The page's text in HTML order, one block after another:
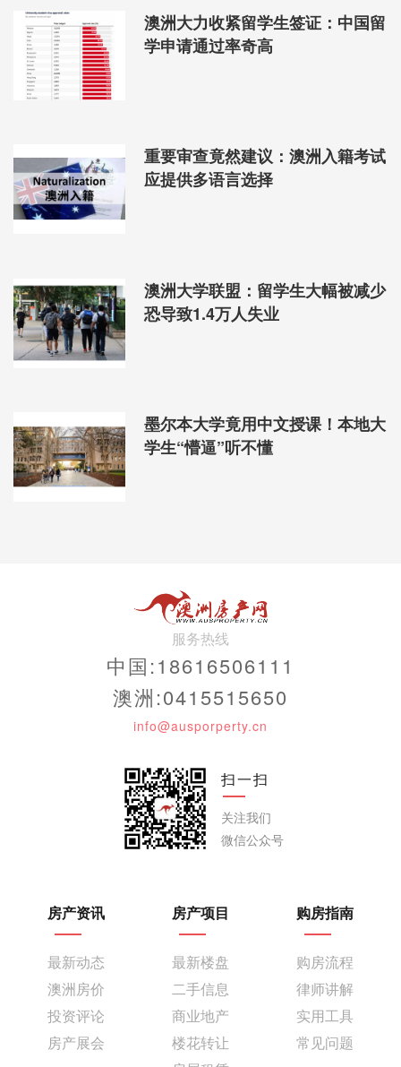
澳洲大力收紧留学生签证：中国留
学申请通过率奇高
重要审查竟然建议：澳洲入籍考试
应提供多语言选择
澳洲大学联盟：留学生大幅被减少
恐导致1.4万人失业
墨尔本大学竟用中文授课！本地大
学生“懵逼”听不懂
服务热线
中国:18616506111
澳洲:0415515650
info@ausporperty.cn
扫一扫
关注我们
微信公众号
房产资讯
最新动态
澳洲房价
投资评论
房产展会
房产项目
最新楼盘
二手信息
商业地产
楼花转让
购房指南
购房流程
律师讲解
实用工具
常见问题